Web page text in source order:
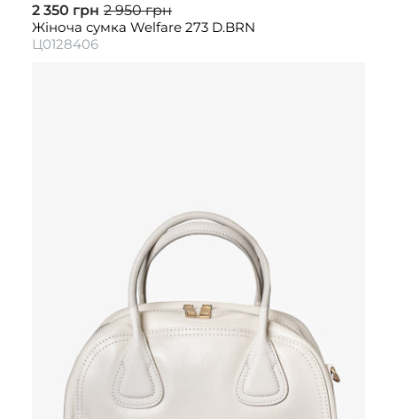
2 350 грн 2 950 грн
Жіноча сумка Welfare 273 D.BRN
Ц0128406